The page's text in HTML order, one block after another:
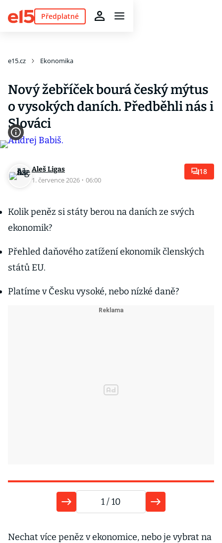
Předplatné
e15.cz Ekonomika
Nový žebříček bourá český mýtus
o vysokých daních. Předběhli nás i
Slováci
Aleš Ligas
1. července 2026 · 06:00
18
Kolik peněz si státy berou na daních ze svých
ekonomik?
Přehled daňového zatížení ekonomik členských
států EU.
Platíme v Česku vysoké, nebo nízké daně?
1/ 10
Nechat více peněz v ekonomice, nebo je vybrat na